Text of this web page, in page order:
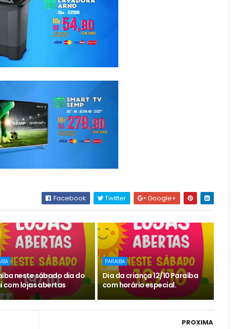
Facebook Twitter Google+
neste sábado dia do
com lojas abertas
PARAIBA
Dia da criança 12/10 Paraíba
com horário especial.
PROXIMA